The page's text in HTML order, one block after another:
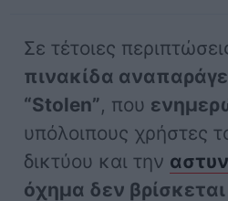
Σε τέτοιες
πινακίδα
“Stolen”, που
υπόλοιπους χρήστες
δικτύου και την
όχημα δεν